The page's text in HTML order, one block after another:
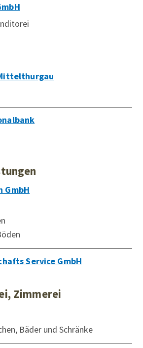
GmbH
Service GmbH
Zimmerei
Bäder und Schränke